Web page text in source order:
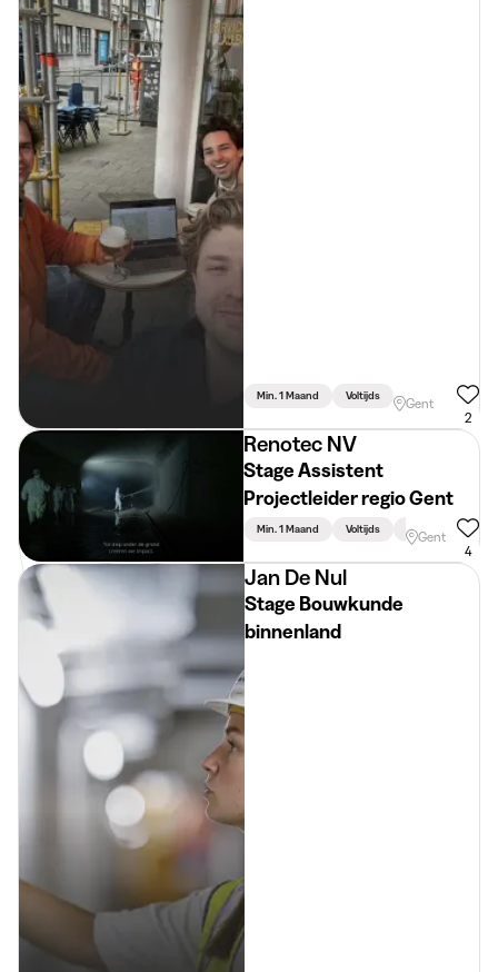
Min. 1 Maand Voltijds
Gent
2
Renotec NV
Stage Assistent
Projectleider regio Gent
Min. 1 Maand Voltijds
Gent
4
Jan De Nul
Stage Bouwkunde
binnenland